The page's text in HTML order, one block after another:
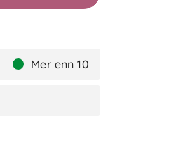
Mer enn 10